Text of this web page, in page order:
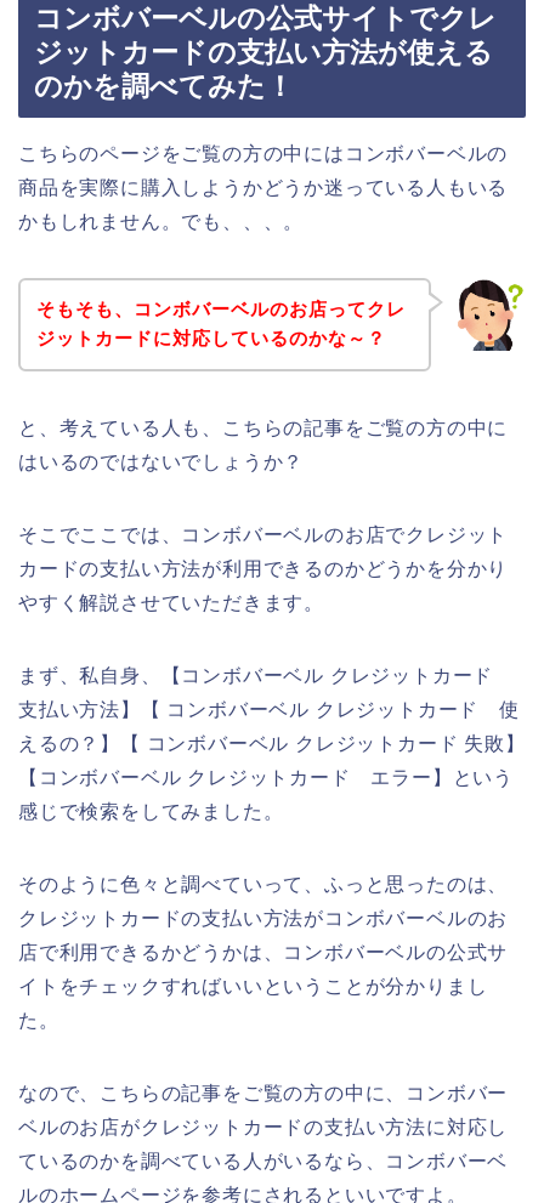
コンボバーベルの公式サイトでクレ
ジットカードの支払い方法が使える
のかを調べてみた！
こちらのページをご覧の方の中にはコンボバーベルの
商品を実際に購入しようかどうか迷っている人もいる
かもしれません。でも、、、。
そもそも、コンボバーベルのお店ってクレ
ジットカードに対応しているのかな～？
と、考えている人も、こちらの記事をご覧の方の中に
はいるのではないでしょうか？
そこでここでは、コンボバーベルのお店でクレジット
カードの支払い方法が利用できるのかどうかを分かり
やすく解説させていただきます。
まず、私自身、【コンボバーベル クレジットカード
支払い方法】【 コンボバーベル クレジットカード 使
えるの？】【 コンボバーベル クレジットカード 失敗】
【コンボバーベル クレジットカード エラー】という
感じで検索をしてみました。
そのように色々と調べていって、ふっと思ったのは、
クレジットカードの支払い方法がコンボバーベルのお
店で利用できるかどうかは、コンボバーベルの公式サ
イトをチェックすればいいということが分かりまし
た。
なので、こちらの記事をご覧の方の中に、コンボバー
ベルのお店がクレジットカードの支払い方法に対応し
ているのかを調べている人がいるなら、コンボバーベ
ルのホームページを参考にされるといいですよ。